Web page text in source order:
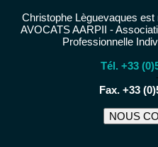
Christophe Lèguevaques
AVOCATS AARPII -
Professionnelle
Tél. +33
Fax. +33
NOUS